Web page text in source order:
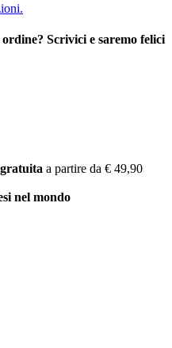
Scrivici e saremo felici
a partire da € 49,90
nel mondo